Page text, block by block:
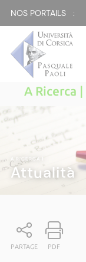
NOS PORTAILS :
A Ricerca |
A RICERCA
Attualità
PARTAGE PDF